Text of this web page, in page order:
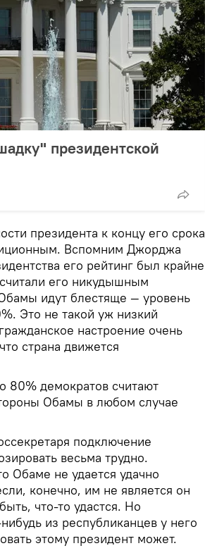
президентской
президента к концу его срока
Вспомним Джорджа
его рейтинг был крайне
его никудышным
идут блестяще — уровень
Это не такой уж низкий
настроение очень
страна движется
80% демократов считают
Обамы в любом случае
подключение
весьма трудно.
Обаме не удается удачно
конечно, им не является он
что-то удастся. Но
из республиканцев у него
этому президент может.